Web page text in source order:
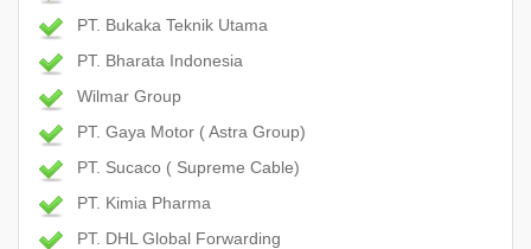
PT. Bukaka Teknik Utama
PT. Bharata Indonesia
Wilmar Group
PT. Gaya Motor ( Astra Group)
PT. Sucaco ( Supreme Cable)
PT. Kimia Pharma
PT. DHL Global Forwarding